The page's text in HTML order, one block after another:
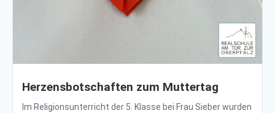
Herzensbotschaften zum Muttertag
Im Religionsunterricht der 5. Klasse bei Frau Sieber wurden